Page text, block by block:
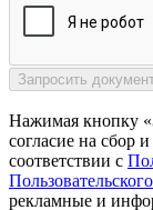
Нажимая кнопку
согласие на сбор
соответствии с
рекламные и